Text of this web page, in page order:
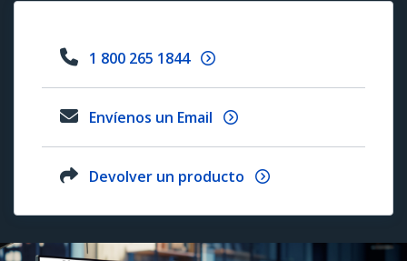
1 800 265 1844
Envíenos un Email
Devolver un producto